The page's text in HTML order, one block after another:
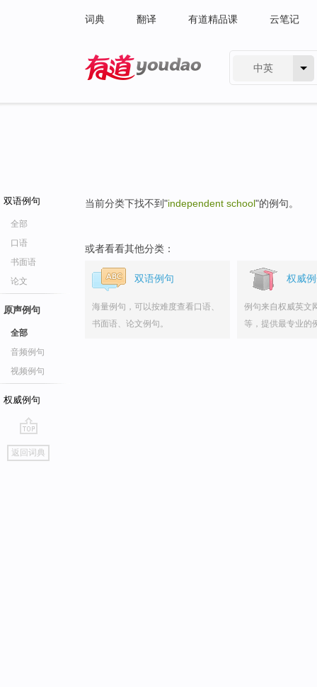
词典 翻译 有道精品课 云笔记
中英
双语例句
全部
口语
书面语
论文
原声例句
全部
音频例句
视频例句
权威例句
go
top
返回词典
当前分类下找不到"independent school"的例句。
或者看看其他分类：
双语例句
海量例句，可以按难度查看口语、
书面语、论文例句。
权威
例句来自权威英文
等，提供最专业的